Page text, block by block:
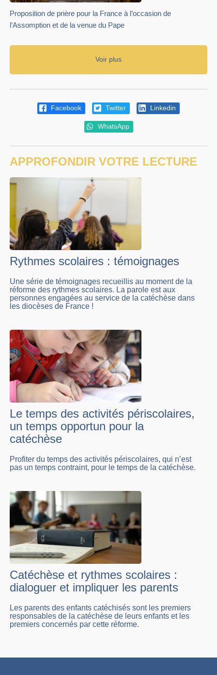
Proposition de prière pour la France à l’occasion de
l’Assomption et de la venue du Pape
Voir plus
Facebook Twitter Linkedin
WhatsApp
APPROFONDIR VOTRE LECTURE
Rythmes scolaires : témoignages
Une série de témoignages recueillis au moment de la
réforme des rythmes scolaires. La parole est aux
personnes engagées au service de la catéchèse dans
les diocèses de France !
Le temps des activités périscolaires,
un temps opportun pour la
catéchèse
Profiter du temps des activités périscolaires, qui n’est
pas un temps contraint, pour le temps de la catéchèse.
Catéchèse et rythmes scolaires :
dialoguer et impliquer les parents
Les parents des enfants catéchisés sont les premiers
responsables de la catéchèse de leurs enfants et les
premiers concernés par cette réforme.